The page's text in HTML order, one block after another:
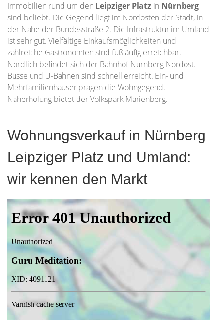
Immobilien rund um den Leipziger Platz in Nürnberg
sind beliebt. Die Gegend liegt im Nordosten der Stadt, in
der Nähe der Bundesstraße 2. Die Infrastruktur im Umland
ist sehr gut. Vielfältige Einkaufsmöglichkeiten und
zahlreiche Gastronomien sind fußläufig erreichbar.
Nördlich befindet sich der Bahnhof Nürnberg Nordost.
Busse und U-Bahnen sind schnell erreicht. Ein- und
Mehrfamilienhäuser prägen die Wohngegend.
Naherholung bietet der Volkspark Marienberg.
Wohnungsverkauf in Nürnberg
Leipziger Platz und Umland:
wir kennen den Markt